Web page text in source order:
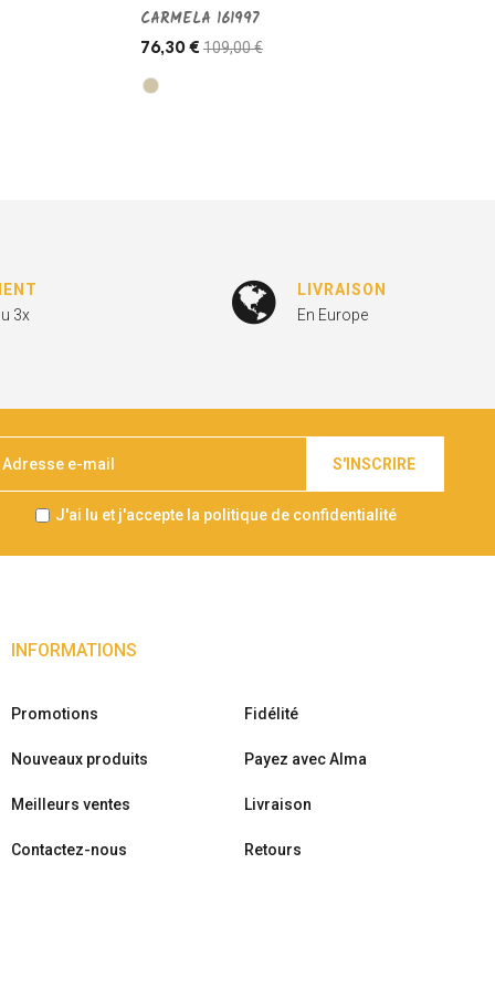
CARMELA 161997
76,30 € 109,00 €
3x
LIVRAISON
En Europe
S'INSCRIRE
J'ai lu et j'accepte la politique de confidentialité
INFORMATIONS
Promotions
Nouveaux produits
Meilleurs ventes
Contactez-nous
Fidélité
Payez avec Alma
Livraison
Retours